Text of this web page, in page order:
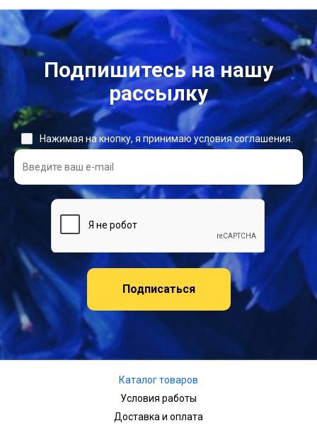
Подпишитесь на нашу
рассылку
Подписаться
Нажимая на кнопку, я принимаю условия соглашения.
Каталог товаров
Условия работы
Доставка и оплата